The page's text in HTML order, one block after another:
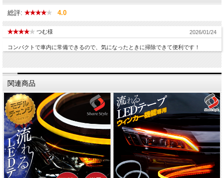
総評: 4.0
つむ様 2026/01/24
コンパクトで車内に常備できるので、気になったときに掃除できて便利です！
関連商品